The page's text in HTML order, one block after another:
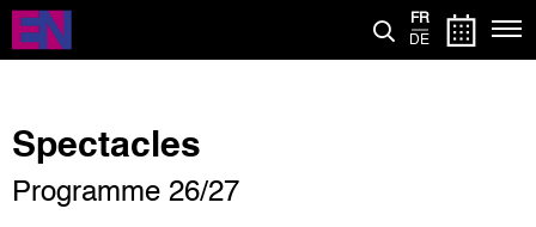
Aller
contenu
FR
DE
Spectacles
Programme 26/27